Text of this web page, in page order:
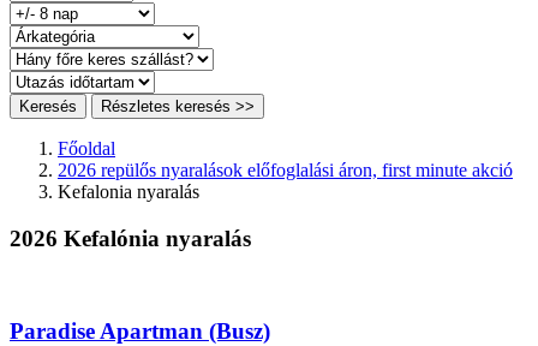
Keresés Részletes keresés >>
Főoldal
2026 repülős nyaralások előfoglalási áron, first minute akció
Kefalonia nyaralás
2026 Kefalónia nyaralás
Paradise Apartman (Busz)